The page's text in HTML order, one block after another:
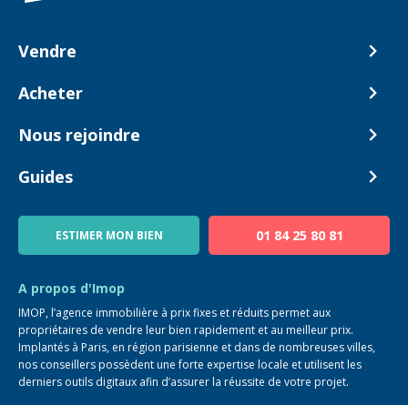
Vendre
Comment ça marche ?
Acheter
Biens en vente
Nous rejoindre
Devenir Conseiller
Guides
Blog
ESTIMER MON BIEN 01 84 25 80 81
A propos d'Imop
IMOP, l’agence immobilière à prix fixes et réduits permet aux
propriétaires de vendre leur bien rapidement et au meilleur prix.
Implantés à Paris, en région parisienne et dans de nombreuses villes,
nos conseillers possèdent une forte expertise locale et utilisent les
derniers outils digitaux afin d’assurer la réussite de votre projet.